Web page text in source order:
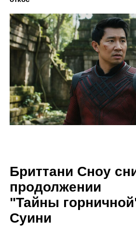
Бриттани Сноу
продолжении
"Тайны
Суини